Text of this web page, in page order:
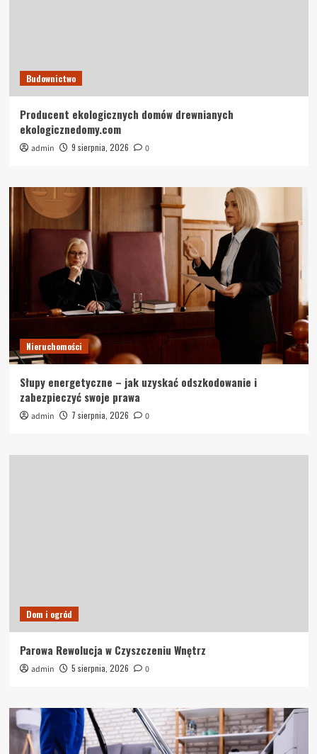
Budownictwo
Producent ekologicznych domów drewnianych
ekologicznedomy.com
admin 9 sierpnia, 2026 0
Nieruchomości
Słupy energetyczne – jak uzyskać odszkodowanie i
zabezpieczyć swoje prawa
admin 7 sierpnia, 2026 0
Dom i ogród
Parowa Rewolucja w Czyszczeniu Wnętrz
admin 5 sierpnia, 2026 0